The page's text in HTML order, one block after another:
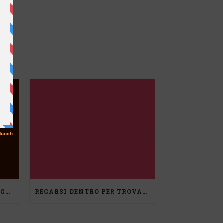
RIFLESSIONI DI DEBORA REGGIANI RECARSI DENTRO PER TROVARE NUOVO SPAZIO, UN PERCORSO DI MEDIAZIONE